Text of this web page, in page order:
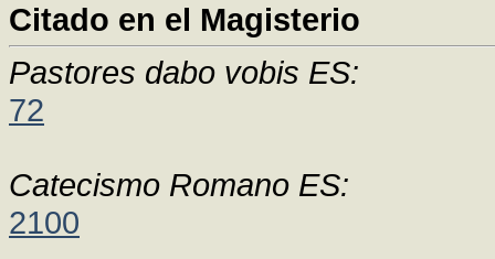
Citado en el Magisterio
Pastores dabo vobis ES:
72
Catecismo Romano ES:
2100